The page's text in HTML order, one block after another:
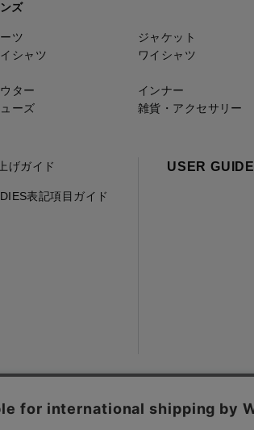
ズ
ツ ジャケット
シャツ
ワイシャツ
ター
インナー
ーズ
雑貨・アクセサリー
げガイド
表記項目ガイド
USER GUIDE
て 特定商取引に基づく表記
会社概要